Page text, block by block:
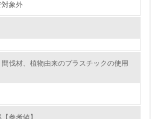
レベル2
対象外
伐材、植物由来のプラスチックの使用
参考値】